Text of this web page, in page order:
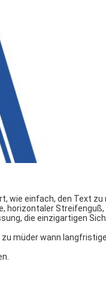
wie einfach, den Text zu
horizontaler Streifenguß,
die einzigartigen
müder wann